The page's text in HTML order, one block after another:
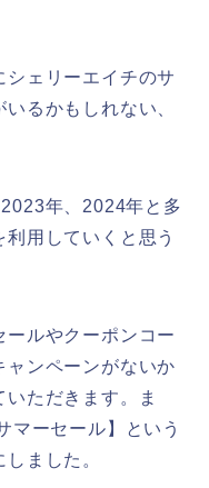
ェリーエイチのサ
るかもしれない、
年、2024年と多
用していくと思う
ルやクーポンコー
ャンペーンがないか
ただきます。ま
マーセール】という
ました。